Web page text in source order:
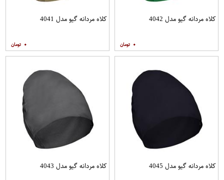
کلاه مردانه گیو مدل 4042
۰
کلاه مردانه گیو مدل 4041
۰
کلاه مردانه گیو مدل 4045 کلاه مردانه گیو مدل 4043